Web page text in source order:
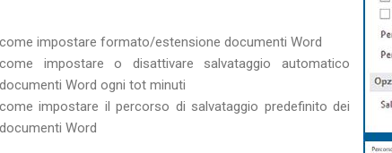
come impostare formato/estensione documenti Word
come impostare o disattivare salvataggio automatico
documenti Word ogni tot minuti
come impostare il percorso di salvataggio predefinito dei
documenti Word